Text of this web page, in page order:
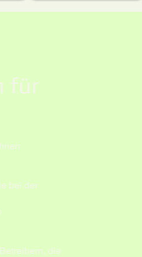
für
bei der
die